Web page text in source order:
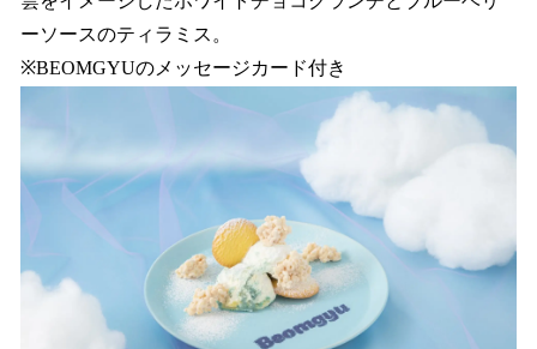
ーソースのティラミス。
※BEOMGYUのメッセージカード付き